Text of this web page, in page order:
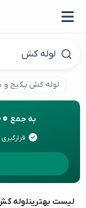
لوله کش پکیج و
به جمع
لیست بهترینلوله